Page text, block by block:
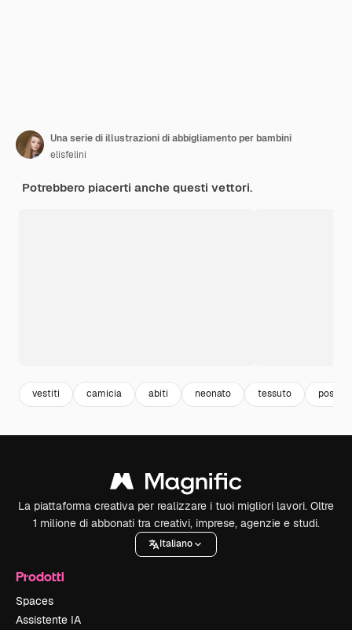
Una serie di illustrazioni di abbigliamento per bambini
elisfelini
Potrebbero piacerti anche questi vettori.
vestiti camicia abiti neonato tessuto
La piattaforma creativa per realizzare i tuoi migliori lavori. Oltre
1 milione di abbonati tra creativi, imprese, agenzie e studi.
Italiano
Prodotti
Spaces
Assistente IA